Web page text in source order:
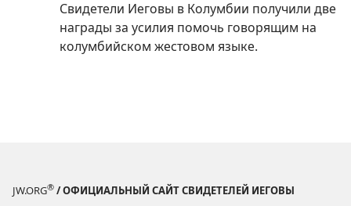
Свидетели Иеговы в Колумбии получили две
награды за усилия помочь говорящим на
колумбийском жестовом языке.
JW.ORG® / ОФИЦИАЛЬНЫЙ САЙТ СВИДЕТЕЛЕЙ ИЕГОВЫ